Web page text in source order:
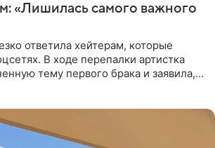
«Лишилась самого важного
ответила хейтерам, которые
В ходе перепалки артистка
тему первого брака и заявила,